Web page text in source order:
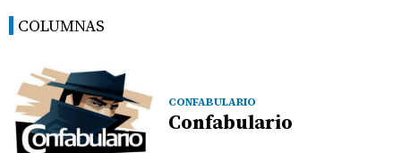
COLUMNAS
CONFABULARIO
Confabulario